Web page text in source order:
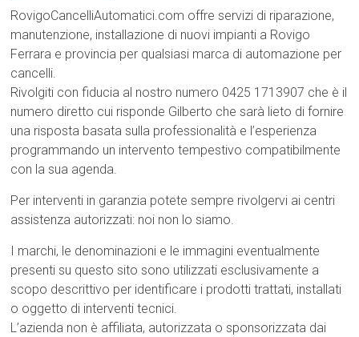
RovigoCancelliAutomatici.com offre servizi di riparazione,
manutenzione, installazione di nuovi impianti a Rovigo
Ferrara e provincia per qualsiasi marca di automazione per
cancelli.
Rivolgiti con fiducia al nostro numero 0425 1713907 che è il
numero diretto cui risponde Gilberto che sarà lieto di fornire
una risposta basata sulla professionalità e l’esperienza
programmando un intervento tempestivo compatibilmente
con la sua agenda.
Per interventi in garanzia potete sempre rivolgervi ai centri
assistenza autorizzati: noi non lo siamo.
I marchi, le denominazioni e le immagini eventualmente
presenti su questo sito sono utilizzati esclusivamente a
scopo descrittivo per identificare i prodotti trattati, installati
o oggetto di interventi tecnici.
L’azienda non è affiliata, autorizzata o sponsorizzata dai